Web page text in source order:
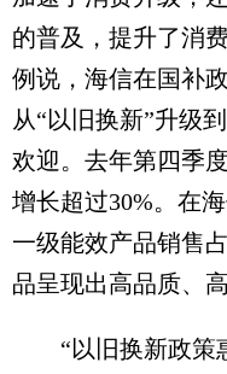
的普及，提升了消
例说，海信在国补
从“以旧换新”升级
欢迎。去年第四季
增长超过30%。在
一级能效产品销售
品呈现出高品质、
“以旧换新政策